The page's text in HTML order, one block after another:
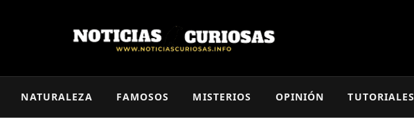
NATURALEZA FAMOSOS MISTERIOS OPINIÓN TUTORIALES